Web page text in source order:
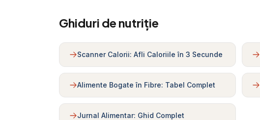
Ghiduri de nutriție
Scanner Calorii: Afli Caloriile în 3 Secunde
Alimente Bogate în Fibre: Tabel Complet
Jurnal Alimentar: Ghid Complet